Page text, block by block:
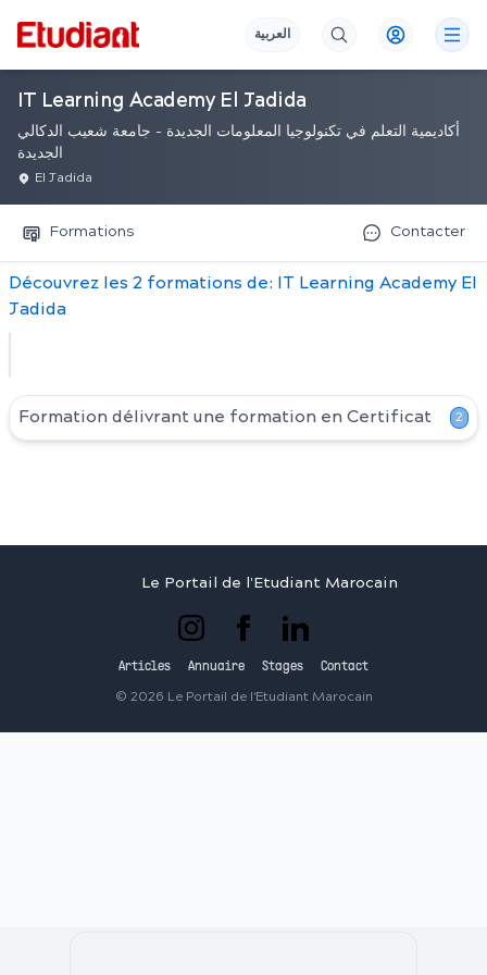
العربية
IT Learning Academy El Jadida
أكاديمية التعلم في تكنولوجيا المعلومات الجديدة - جامعة شعيب الدكالي
الجديدة
El Jadida
Formations Contacter
Découvrez les 2 formations de: IT Learning Academy El
Jadida
Formation délivrant une formation en Certificat 2
Le Portail de l'Etudiant Marocain
Articles Annuaire Stages Contact
© 2026 Le Portail de l'Etudiant Marocain